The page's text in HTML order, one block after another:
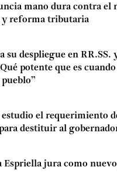
mano dura contra el
y reforma tributaria
su despliegue en RR.SS.
potente que es
el requerimiento
destituir al
Espriella jura como